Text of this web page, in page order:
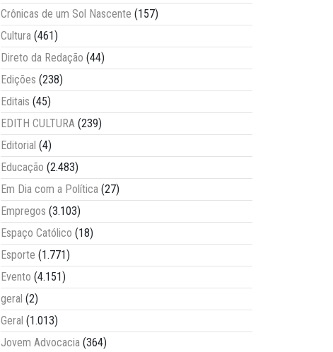
Crônicas de um Sol Nascente (157)
Cultura (461)
Direto da Redação (44)
Edições (238)
Editais (45)
EDITH CULTURA (239)
Editorial (4)
Educação (2.483)
Em Dia com a Política (27)
Empregos (3.103)
Espaço Católico (18)
Esporte (1.771)
Evento (4.151)
geral (2)
Geral (1.013)
Jovem Advocacia (364)